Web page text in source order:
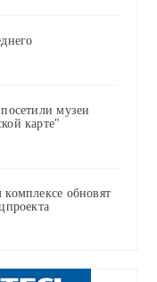
музеи
карте"
обновят